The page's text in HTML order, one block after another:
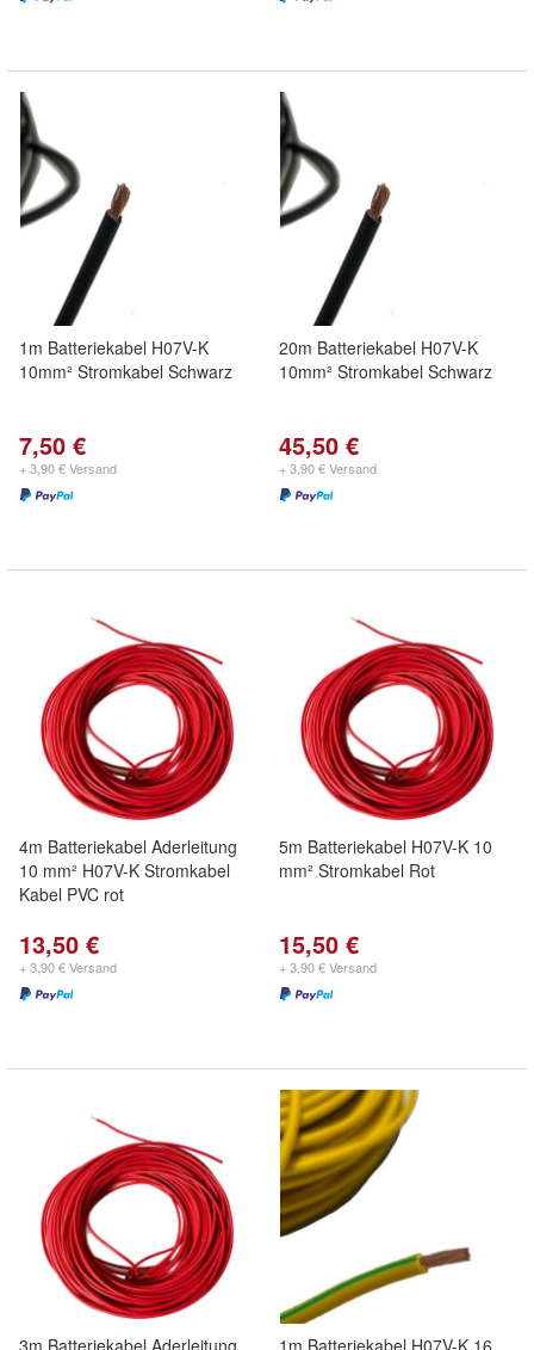
1m Batteriekabel H07V-K
10mm² Stromkabel Schwarz
7,50 €
+ 3,90 € Versand
20m Batteriekabel H07V-K
10mm² Stromkabel Schwarz
45,50 €
+ 3,90 € Versand
4m Batteriekabel Aderleitung
10 mm² H07V-K Stromkabel
Kabel PVC rot
13,50 €
+ 3,90 € Versand
5m Batteriekabel H07V-K 10
mm² Stromkabel Rot
15,50 €
+ 3,90 € Versand
3m Batteriekabel Aderleitung
1m Batteriekabel H07V-K 16